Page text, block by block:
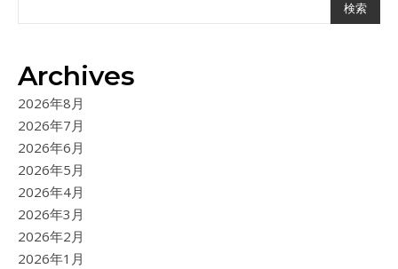
検索
Archives
2026年8月
2026年7月
2026年6月
2026年5月
2026年4月
2026年3月
2026年2月
2026年1月